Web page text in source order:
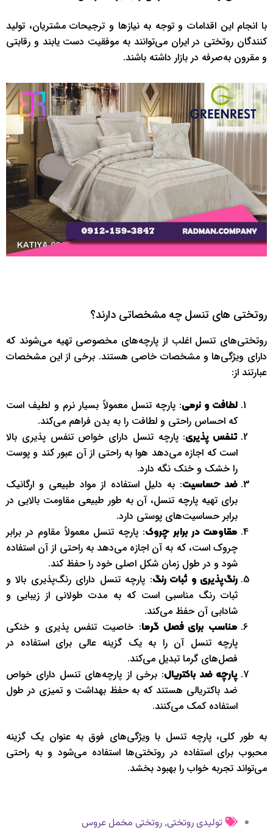
با انجام این اقدامات و توجه به نیازها و ترجیحات مشتریان، تولید
کنندگان روتختی در ایران می‌توانند به موفقیت دست یابند و رقابتی
و مقرون به‌صرفه در بازار داشته باشند.
روتختی های تنسل چه مشخصاتی دارند؟
روتختی‌های تنسل اغلب از پارچه‌های مخصوصی تهیه می‌شوند که
دارای ویژگی‌ها و مشخصات خاصی هستند. برخی از این مشخصات
عبارتند از:
لطافت و نرمی: پارچه تنسل معمولاً بسیار نرم و لطیف است
که احساس راحتی و لطافت را به بدن فراهم می‌کند.
تنفس پذیری: پارچه تنسل دارای خواص تنفس پذیری بالا
است که اجازه می‌دهد هوا به راحتی از آن عبور کند و پوست
را خشک و خنک نگه دارد.
ضد حساسیت: به دلیل استفاده از مواد طبیعی و ارگانیک
برای تهیه پارچه تنسل، آن به طور طبیعی مقاومت بالایی در
برابر حساسیت‌های پوستی دارد.
مقاومت در برابر چروک: پارچه تنسل معمولاً مقاوم در برابر
چروک است، که به آن اجازه می‌دهد به راحتی از آن استفاده
شود و در طول زمان شکل اصلی خود را حفظ کند.
رنگ‌پذیری و ثبات رنگ: پارچه تنسل دارای رنگ‌پذیری بالا و
ثبات رنگ مناسبی است که به مدت طولانی از زیبایی و
شادابی آن حفظ می‌کند.
مناسب برای فصل گرما: خاصیت تنفس پذیری و خنکی
پارچه تنسل آن را به یک گزینه عالی برای استفاده در
فصل‌های گرما تبدیل می‌کند.
پارچه ضد باکتریال: برخی از پارچه‌های تنسل دارای خواص
ضد باکتریالی هستند که به حفظ بهداشت و تمیزی در طول
استفاده کمک می‌کنند.
به طور کلی، پارچه تنسل با ویژگی‌های فوق به عنوان یک گزینه
محبوب برای استفاده در روتختی‌ها استفاده می‌شود و به راحتی
می‌تواند تجربه خواب را بهبود بخشد.
تولیدی روتختی, روتختی مخمل عروس